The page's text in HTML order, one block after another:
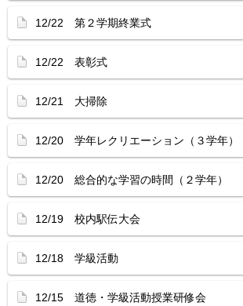
12/22 第２学期終業式
12/22 表彰式
12/21 大掃除
12/20 学年レクリエーション（３学年）
12/20 総合的な学習の時間（２学年）
12/19 校内駅伝大会
12/18 学級活動
12/15 道徳・学級活動授業研修会